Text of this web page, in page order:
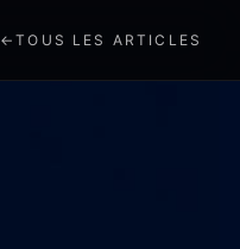
←TOUS LES ARTICLES